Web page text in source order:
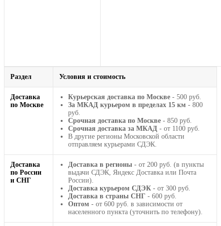
Раздел Условия и стоимость
Доставка
по Москве
Курьерская доставка по Москве - 500 руб.
За МКАД курьером в пределах 15 км - 800
руб.
Срочная доставка по Москве - 850 руб.
Срочная доставка за МКАД - от 1100 руб.
В другие регионы Московской области
отправляем курьерами СДЭК.
Доставка
по России
и СНГ
Доставка в регионы - от 200 руб. (в пункты
выдачи СДЭК, Яндекс Доставка или Почта
России).
Доставка курьером СДЭК - от 300 руб.
Доставка в страны СНГ - 600 руб.
Оптом - от 600 руб. в зависимости от
населенного пункта (уточнить по телефону).